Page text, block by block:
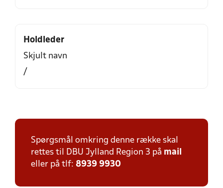
Holdleder
Skjult navn
/
Spørgsmål omkring denne række skal
rettes til DBU Jylland Region 3 på mail
eller på tlf: 8939 9930